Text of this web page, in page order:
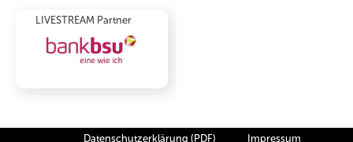
LIVESTREAM Partner
Datenschutzerklärung (PDF) Impressum